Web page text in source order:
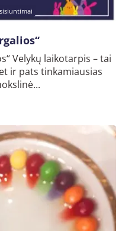
Velykų laikotarpis – tai
ir pats tinkamiausias